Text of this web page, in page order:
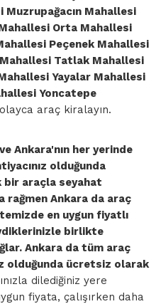
Mahallesi
Orta Mahallesi
Peçenek Mahallesi
Tatlak Mahallesi
Yayalar Mahallesi
Yoncatepe
araç kiralayın.
Ankara'nın her yerinde
olduğunda
bir araçla seyahat
Ankara da araç
en uygun fiyatlı
birlikte
Ankara da tüm araç
olduğunda ücretsiz olarak
dilediğiniz yere
fiyata, çalışırken daha